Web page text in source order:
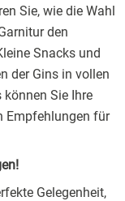
Sie, wie die Wahl
den
Snacks und
der Gins in vollen
Sie Ihre
Empfehlungen für
Gelegenheit,